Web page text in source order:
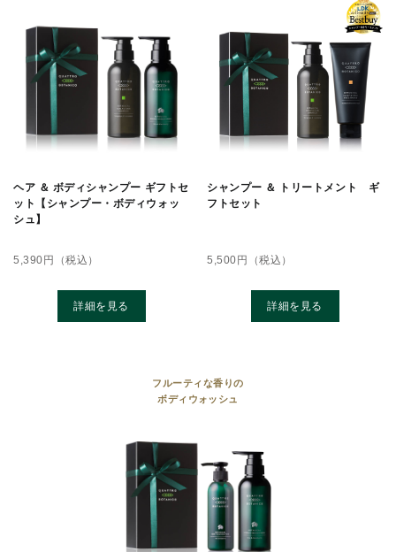
ヘア ＆ ボディシャンプー ギフトセ
ット【シャンプー・ボディウォッ
シュ】
5,390 円（税込）
詳細を見る
シャンプー ＆ トリートメント ギ
フトセット
5,500 円（税込）
詳細を見る
フルーティな香りの
ボディウォッシュ